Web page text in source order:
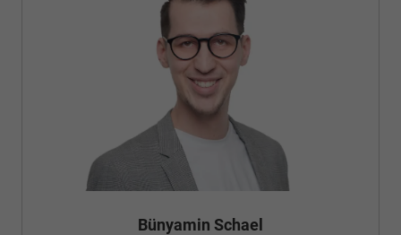
Bünyamin Schael